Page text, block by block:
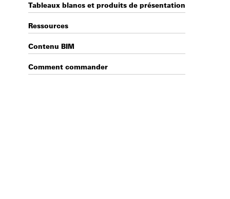
Tableaux blancs et produits de présentation
Ressources
Contenu BIM
Comment commander